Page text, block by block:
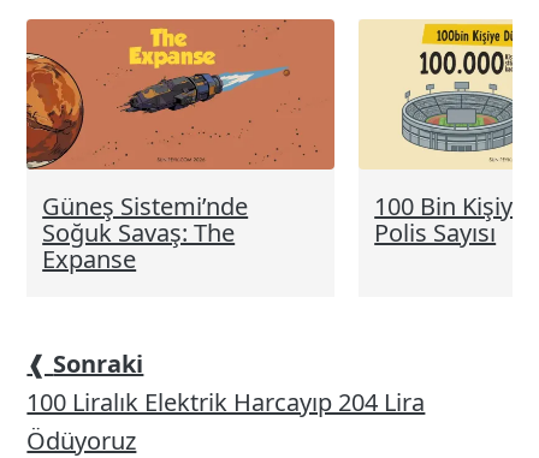
Güneş Sistemi’nde
Soğuk Savaş: The
Expanse
100 Bin Kişiye
Polis Sayısı
❰ Sonraki
100 Liralık Elektrik Harcayıp 204 Lira
Ödüyoruz